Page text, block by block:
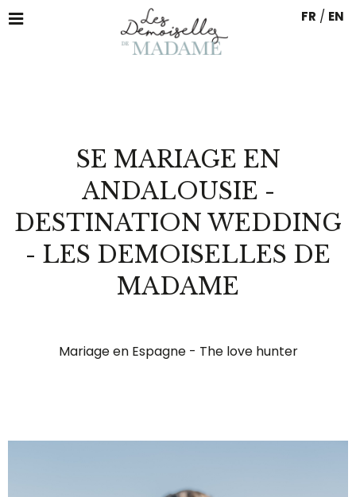
FR / EN
SE MARIAGE EN
ANDALOUSIE -
DESTINATION WEDDING
- LES DEMOISELLES DE
MADAME
Mariage en Espagne - The love hunter